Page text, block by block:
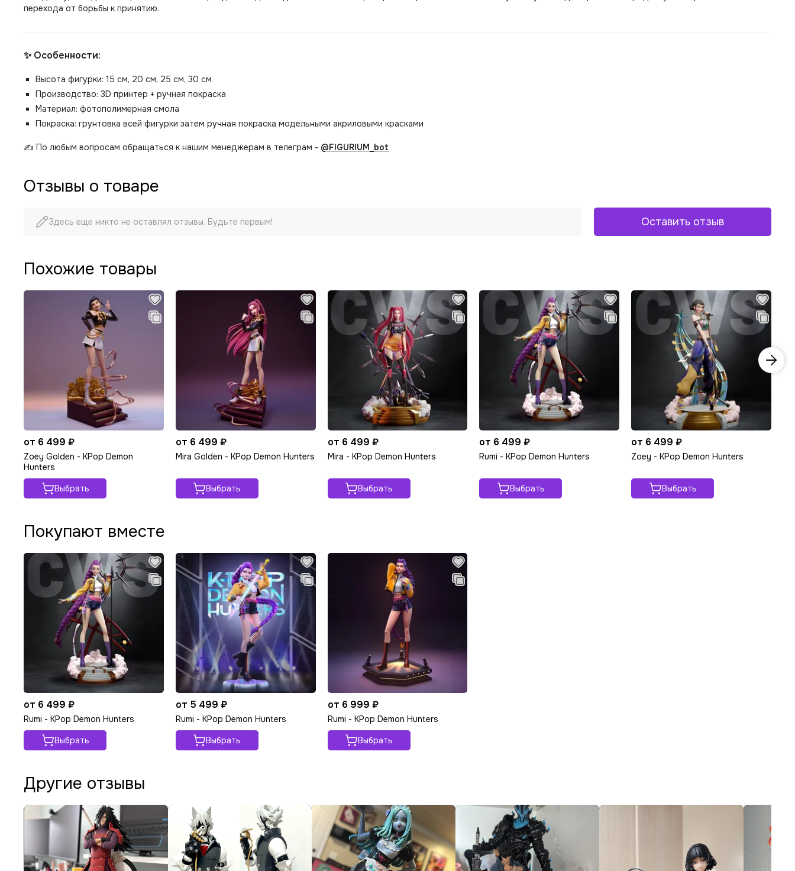
перехода от борьбы к принятию.
✨ Особенности:
Высота фигурки: 15 см, 20 см, 25 см, 30 см
Производство: 3D принтер + ручная покраска
Материал: фотополимерная смола
Покраска: грунтовка всей фигурки затем ручная покраска модельными акриловыми красками
✍️ По любым вопросам обращаться к нашим менеджерам в телеграм - @FIGURIUM_bot
Отзывы о товаре
Здесь еще никто не оставлял отзывы. Будьте первым! Оставить отзыв
Похожие товары
от 6 499 ₽
Zoey Golden - KPop Demon
Hunters
Выбрать
от 6 499 ₽
Mira Golden - KPop Demon Hunters
Выбрать
от 6 499 ₽
Mira - KPop Demon Hunters
Выбрать
от 6 499 ₽
Rumi - KPop Demon Hunters
Выбрать
от 6 499 ₽
Zoey - KPop Demon Hunters
Выбрать
Покупают вместе
от 6 499 ₽
Rumi - KPop Demon Hunters
Выбрать
от 5 499 ₽
Rumi - KPop Demon Hunters
Выбрать
от 6 999 ₽
Rumi - KPop Demon Hunters
Выбрать
Другие отзывы